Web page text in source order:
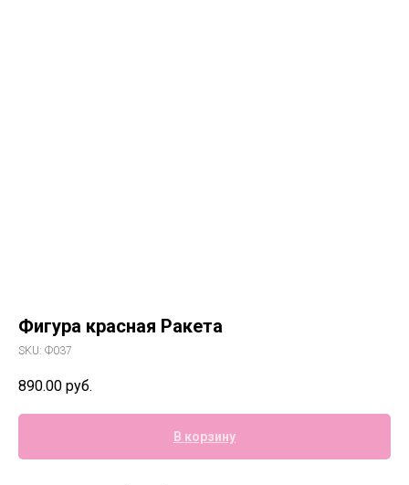
Фигура красная Ракета
SKU: Ф037
890.00 руб.
В корзину